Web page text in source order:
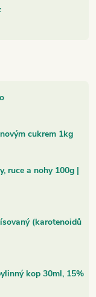
cukrem 1kg
ruce a nohy 100g |
(karotenoidů
kop 30ml, 15%